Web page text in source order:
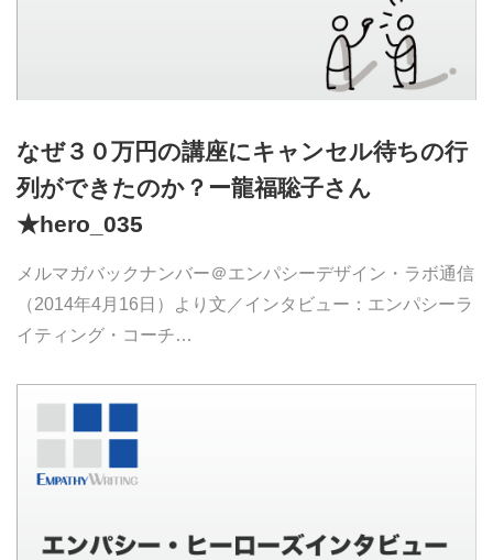
なぜ３０万円の講座にキャンセル待ちの行
列ができたのか？ー龍福聡子さん
★hero_035
メルマガバックナンバー＠エンパシーデザイン・ラボ通信
（2014年4月16日）より文／インタビュー：エンパシーラ
イティング・コーチ…